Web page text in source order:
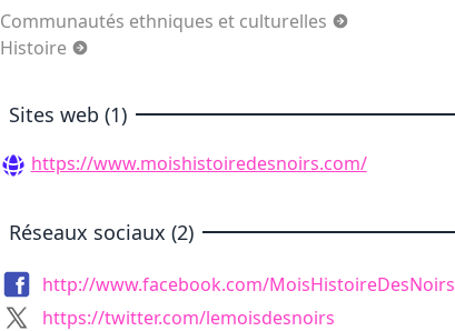
Communautés ethniques et culturelles
Histoire
Sites web (1)
https://www.moishistoiredesnoirs.com/
Réseaux sociaux (2)
http://www.facebook.com/MoisHistoireDesNoirs
https://twitter.com/lemoisdesnoirs